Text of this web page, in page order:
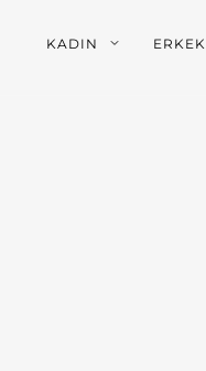
KADIN ERKEK